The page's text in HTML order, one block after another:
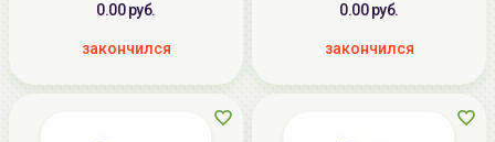
0.00 руб.
закончился
0.00 руб.
закончился